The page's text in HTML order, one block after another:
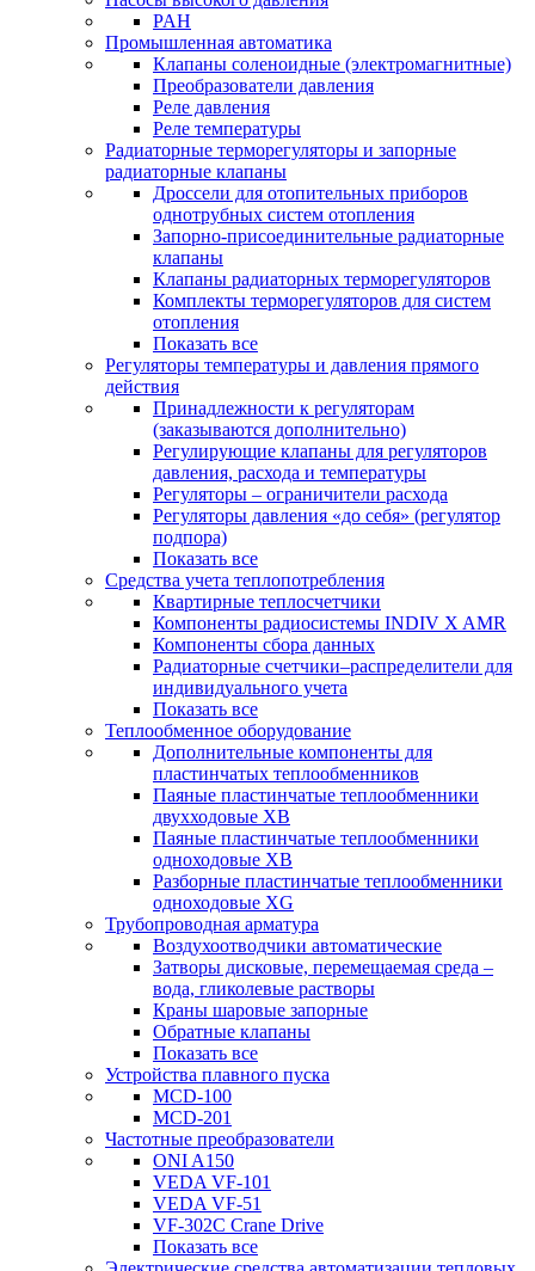
PAH
Промышленная автоматика
Клапаны соленоидные (электромагнитные)
Преобразователи давления
Реле давления
Реле температуры
Радиаторные терморегуляторы и запорные
радиаторные клапаны
Дроссели для отопительных приборов
однотрубных систем отопления
Запорно-присоединительные радиаторные
клапаны
Клапаны радиаторных терморегуляторов
Комплекты терморегуляторов для систем
отопления
Показать все
Регуляторы температуры и давления прямого
действия
Принадлежности к регуляторам
(заказываются дополнительно)
Регулирующие клапаны для регуляторов
давления, расхода и температуры
Регуляторы – ограничители расхода
Регуляторы давления «до себя» (регулятор
подпора)
Показать все
Средства учета теплопотребления
Квартирные теплосчетчики
Компоненты радиосистемы INDIV X AMR
Компоненты сбора данных
Радиаторные счетчики–распределители для
индивидуального учета
Показать все
Теплообменное оборудование
Дополнительные компоненты для
пластинчатых теплообменников
Паяные пластинчатые теплообменники
двухходовые XB
Паяные пластинчатые теплообменники
одноходовые ХВ
Разборные пластинчатые теплообменники
одноходовые ХG
Трубопроводная арматура
Воздухоотводчики автоматические
Затворы дисковые, перемещаемая среда –
вода, гликолевые растворы
Краны шаровые запорные
Обратные клапаны
Показать все
Устройства плавного пуска
MCD-100
MCD-201
Частотные преобразователи
ONI A150
VEDA VF-101
VEDA VF-51
VF-302C Crane Drive
Показать все